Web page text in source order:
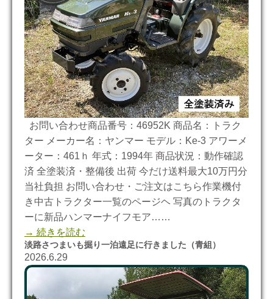
お問い合わせ商品番号：46952K 商品名：トラク
ター メーカー名：ヤンマー モデル：Ke-3 アワーメ
ーター：461ｈ 年式：1994年 商品状況：動作確認
済 全塗装済・整備後 出荷 今だけ送料最大10万円分
当社負担 お問い合わせ・ご注文はこちら作業機付
き中古トラクター一覧のページヘ 写真のトラクタ
ーに新品ハンマーナイフモア……
→ 続きを読む
淡路さつまいも掘り一泊遠足に行きました（青組）
2026.6.29